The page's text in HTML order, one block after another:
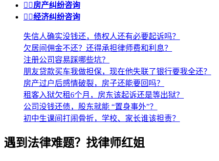
 房产纠纷咨询
 经济纠纷咨询
失信人确实没钱还，债权人还有必要起诉吗？
欠居间佣金不还？还得承担律师费和利息？
注册公司容易踩哪些坑？
朋友贷款买车我做担保，现在他失联了银行要我全还？
房产过户后感情破裂，房子还能要回吗？
租客入狱欠租6个月，房东该起诉还是等出狱？
公司没钱还债，股东就能 “置身事外”？
初中生课间打闹骨折，学校、家长谁该担责？
遇到法律难题？找律师红姐